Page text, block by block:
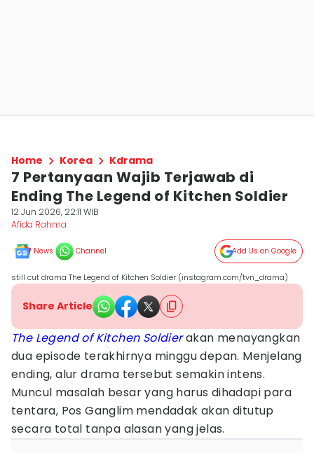
Home Korea Kdrama
7 Pertanyaan Wajib Terjawab di
Ending The Legend of Kitchen Soldier
12 Jun 2026, 22:11 WIB
Afida Rahma
News Channel Add Us on Google
still cut drama The Legend of Kitchen Soldier (instagram.com/tvn_drama)
Share Article
The Legend of Kitchen Soldierakan menayangkan
dua episode terakhirnya minggu depan. Menjelang
ending, alur drama tersebut semakin intens.
Muncul masalah besar yang harus dihadapi para
tentara, Pos Ganglim mendadak akan ditutup
secara total tanpa alasan yang jelas.